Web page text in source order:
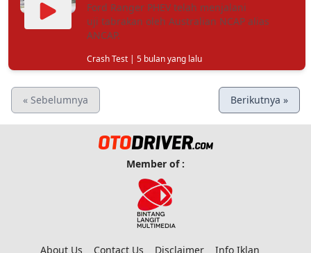
Ford Ranger PHEV telah menjalani
uji tabrakan oleh Australian NCAP alias
ANCAP.
Crash Test | 5 bulan yang lalu
« Sebelumnya Berikutnya »
Member of :
About Us Contact Us Disclaimer Info Iklan